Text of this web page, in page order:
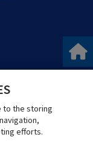
サイトマップ
to the storing
efforts.